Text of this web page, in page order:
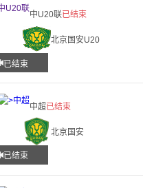
中U20联已结束
北京国安U20
已结束
中超已结束
北京国安
已结束